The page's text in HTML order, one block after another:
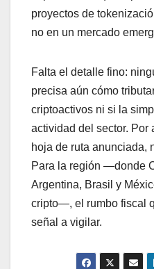
proyectos de
no en un mercado
Falta el detalle fino:
precisa aún cómo
criptoactivos ni si la
actividad del sector. Por
hoja de ruta anunciada,
Para la región —donde
Argentina, Brasil y
cripto—, el rumbo fiscal
señal a vigilar.